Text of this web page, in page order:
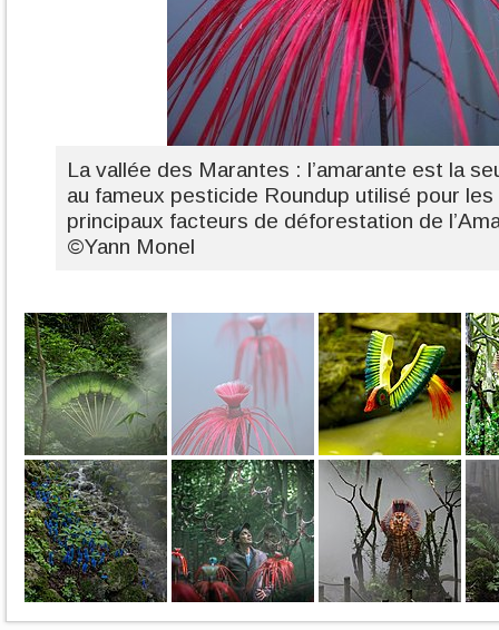
La vallée des Marantes : l’amarante est la
au fameux pesticide Roundup utilisé pour
principaux facteurs de déforestation de
©Yann Monel